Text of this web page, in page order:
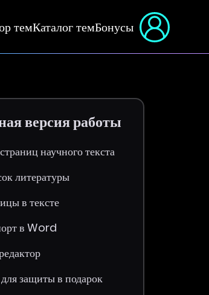
темКаталог темБонусы
версия работы
научного текста
литературы
в тексте
в Word
защиты в подарок